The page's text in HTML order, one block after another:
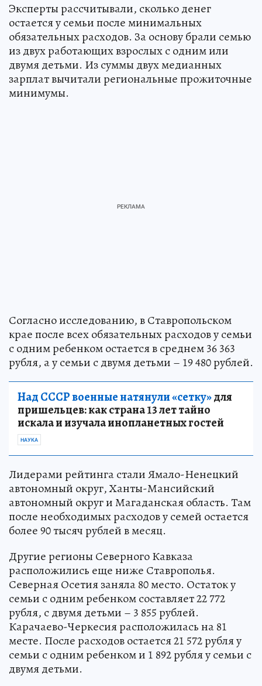
Эксперты рассчитывали, сколько денег
остается у семьи после минимальных
обязательных расходов. За основу брали семью
из двух работающих взрослых с одним или
двумя детьми. Из суммы двух медианных
зарплат вычитали региональные прожиточные
минимумы.
Согласно исследованию, в Ставропольском
крае после всех обязательных расходов у семьи
с одним ребенком остается в среднем 36 363
рубля, а у семьи с двумя детьми – 19 480 рублей.
Над СССР военные натянули «сетку»для
пришельцев: как страна 13 лет тайно
искала и изучала инопланетных гостей
НАУКА
Лидерами рейтинга стали Ямало-Ненецкий
автономный округ, Ханты-Мансийский
автономный округ и Магаданская область. Там
после необходимых расходов у семей остается
более 90 тысяч рублей в месяц.
Другие регионы Северного Кавказа
расположились еще ниже Ставрополья.
Северная Осетия заняла 80 место. Остаток у
семьи с одним ребенком составляет 22 772
рубля, с двумя детьми – 3 855 рублей.
Карачаево-Черкесия расположилась на 81
месте. После расходов остается 21 572 рубля у
семьи с одним ребенком и 1 892 рубля у семьи с
двумя детьми.